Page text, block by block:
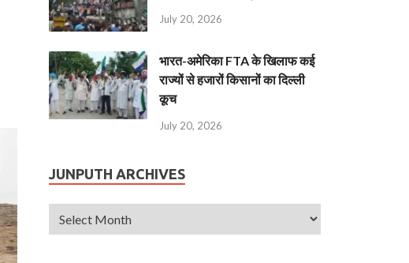
July 20, 2026
भारत-अमेरिका FTA के खिलाफ कई
राज्यों से हजारों किसानों का दिल्ली
कूच
July 20, 2026
JUNPUTH ARCHIVES